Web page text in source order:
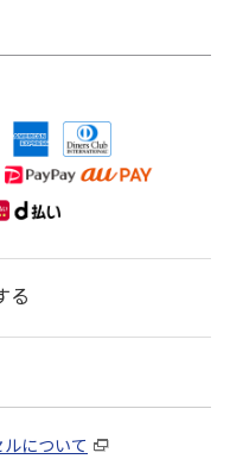
る
について